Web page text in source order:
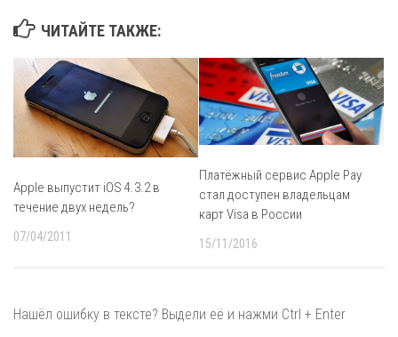
ЧИТАЙТЕ ТАКЖЕ:
Apple выпустит iOS 4.3.2 в
течение двух недель?
07/04/2011
Платёжный сервис Apple Pay
стал доступен владельцам
карт Visa в России
15/11/2016
Нашёл ошибку в тексте? Выдели её и нажми Ctrl + Enter